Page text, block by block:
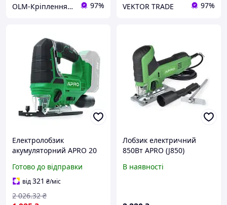
OLM-Кріплення-експерт 97% VEKTOR TRADE 97%
Електролобзик
акумуляторний APRO 20
електричний по дереву
та металу)
Готово до відправки
від321 ₴/міс
2 026.32 ₴
Лобзик електричний
850Вт APRO (J850)
В наявності